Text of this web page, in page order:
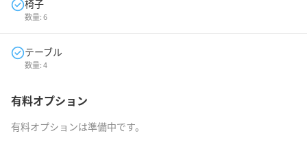
椅子
数量:6
テーブル
数量:4
有料オプション
有料オプションは準備中です。